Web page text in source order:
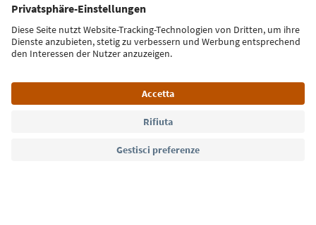
Iscriviti alla newsletter